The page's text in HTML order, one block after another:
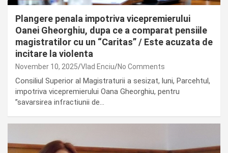
Plangere penala impotriva vicepremierului
Oanei Gheorghiu, dupa ce a comparat pensiile
magistratilor cu un “Caritas” / Este acuzata de
incitare la violenta
November 10, 2025 Vlad Enciu No Comments
Consiliul Superior al Magistraturii a sesizat, luni, Parcehtul,
impotriva vicepremierului Oana Gheorghiu, pentru
”savarsirea infractiunii de…